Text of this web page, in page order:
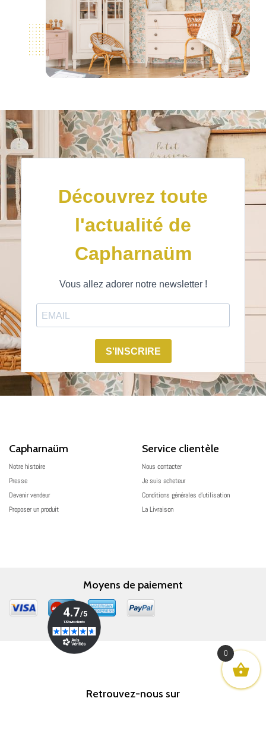
Capharnaüm
Notre histoire
Presse
Devenir vendeur
Proposer un produit
Service clientèle
Nous contacter
Je suis acheteur
Conditions générales d’utilisation
La Livraison
Moyens de paiement
Retrouvez-nous sur
0